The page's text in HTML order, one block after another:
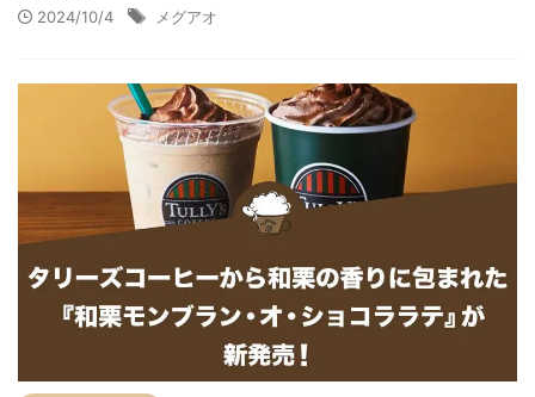
2024/10/4 メグアオ